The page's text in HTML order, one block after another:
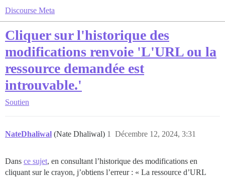
Discourse Meta
Cliquer sur l'historique des
modifications renvoie 'L'URL ou la
ressource demandée est
introuvable.'
Soutien
NateDhaliwal (Nate Dhaliwal) Décembre 12, 2024, 3:31
1
Dans ce sujet, en consultant l’historique des modifications en
cliquant sur le crayon, j’obtiens l’erreur : « La ressource d’URL